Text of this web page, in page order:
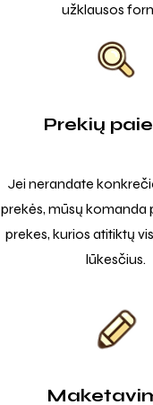
užklausos
Prekių
Jei nerandate
prekės, mūsų komanda
prekes, kurios atitiktų
lūkesčius.